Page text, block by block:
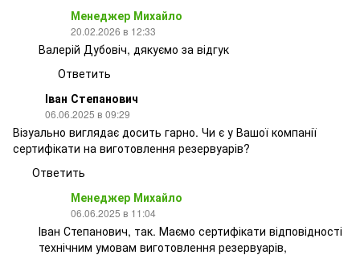
Менеджер Михайло
20.02.2026 в 12:33
Валерій Дубовіч, дякуємо за відгук
Ответить
Іван Степанович
06.06.2025 в 09:29
Візуально виглядає досить гарно. Чи є у Вашої компанії
сертифікати на виготовлення резервуарів?
Ответить
Менеджер Михайло
06.06.2025 в 11:04
Іван Степанович, так. Маємо сертифікати відповідності
технічним умовам виготовлення резервуарів,